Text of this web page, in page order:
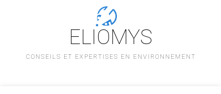
ELIOMYS
CONSEILS ET EXPERTISES EN ENVIRONNEMENT